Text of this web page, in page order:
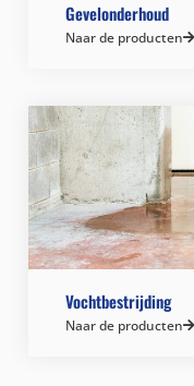
Gevelonderhoud
Naar de producten
Vochtbestrijding
Naar de producten